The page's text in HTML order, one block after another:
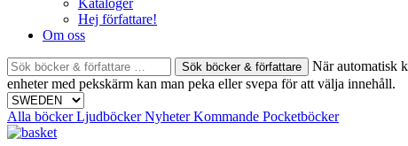
Kataloger
Hej författare!
Om oss
Sök
böcker
&
författare
efter:
När automatisk
enheter med pekskärm kan man peka eller svepa för att välja innehåll.
Alla böckerLjudböckerNyheterKommande Pocketböcker